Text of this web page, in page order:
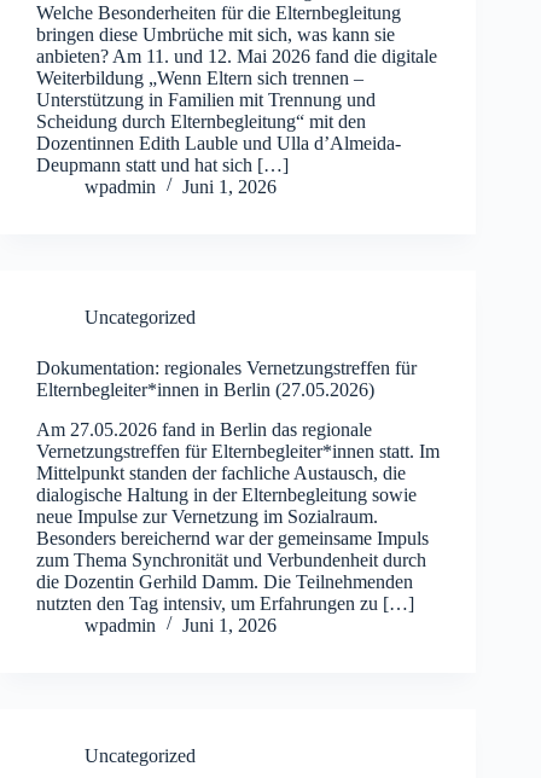
Welche Besonderheiten für die Elternbegleitung
bringen diese Umbrüche mit sich, was kann sie
anbieten? Am 11. und 12. Mai 2026 fand die digitale
Weiterbildung „Wenn Eltern sich trennen –
Unterstützung in Familien mit Trennung und
Scheidung durch Elternbegleitung“ mit den
Dozentinnen Edith Lauble und Ulla d’Almeida-
Deupmann statt und hat sich […]
wpadmin
Juni 1, 2026
Uncategorized
Dokumentation: regionales Vernetzungstreffen für
Elternbegleiter*innen in Berlin (27.05.2026)
Am 27.05.2026 fand in Berlin das regionale
Vernetzungstreffen für Elternbegleiter*innen statt. Im
Mittelpunkt standen der fachliche Austausch, die
dialogische Haltung in der Elternbegleitung sowie
neue Impulse zur Vernetzung im Sozialraum.
Besonders bereichernd war der gemeinsame Impuls
zum Thema Synchronität und Verbundenheit durch
die Dozentin Gerhild Damm. Die Teilnehmenden
nutzten den Tag intensiv, um Erfahrungen zu […]
wpadmin
Juni 1, 2026
Uncategorized